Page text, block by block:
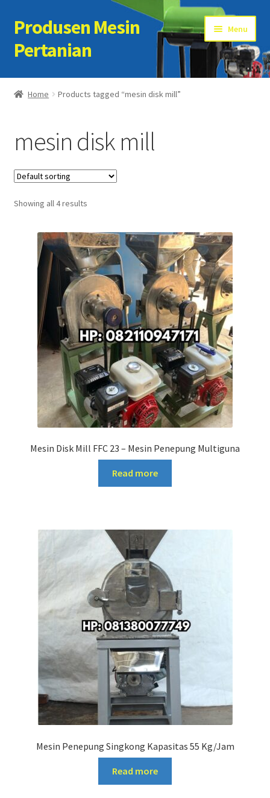
Skip
to
navigation
Skip
to
content
Produsen Mesin
Pertanian
Menu
Home
Cart
Checkout
Kontak Kami
My account
Sample Page
Home Products tagged “mesin disk mill”
mesin disk mill
Showing all 4 results
Mesin Disk Mill FFC 23 – Mesin Penepung Multiguna
Read more
Mesin Penepung Singkong Kapasitas 55 Kg/Jam
Read more